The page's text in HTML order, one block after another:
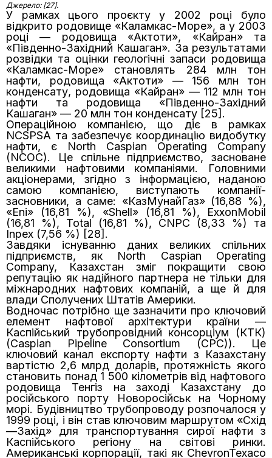
Джерело: [27].
У рамках цього проєкту у 2002 році було
відкрито родовище «Каламкас-Море», а у 2003
році — родовища «Актоти», «Кайран» та
«Південно-Західний Кашаган». За результатами
розвідки та оцінки геологічні запаси родовища
«Каламкас-Море» становлять 284 млн тон
нафти, родовища «Актоти» — 156 млн тон
конденсату, родовища «Кайран» — 112 млн тон
нафти та родовища «Південно-Західний
Кашаган» — 20 млн тон конденсату [25].
Операційною компанією, що діє в рамках
NCSPSA та забезпечує координацію видобутку
нафти, є North Caspian Operating Company
(NCOC). Це спільне підприємство, засноване
великими нафтовими компаніями. Головними
акціонерами, згідно з інформацією, наданою
самою компанією, виступають компанії-
засновники, а саме: «КазМунайГаз» (16,88 %),
«Eni» (16,81 %), «Shell» (16,81 %), ExxonMobil
(16,81 %), Total (16,81 %), CNPC (8,33 %) та
Inpex (7,56 %) [28].
Завдяки існуванню даних великих спільних
підприємств, як North Caspian Operating
Company, Казахстан зміг покращити свою
репутацію як надійного партнера не тільки для
міжнародних нафтових компаній, а ще й для
влади Сполучених Штатів Америки.
Водночас потрібно ще зазначити про ключовий
елемент нафтової архітектури країни —
Каспійський трубопровідний консорціум (КТК)
(Caspian Pipeline Consortium (CPC)). Це
ключовий канал експорту нафти з Казахстану
вартістю 2,6 млрд доларів, протяжність якого
становить понад 1 500 кілометрів від нафтового
родовища Тенгіз на заході Казахстану до
російського порту Новоросійськ на Чорному
морі. Будівництво трубопроводу розпочалося у
1999 році, і він став ключовим маршрутом «Схід
—Захід» для транспортування сирої нафти з
Каспійського регіону на світові ринки.
Американські корпорації, такі як ChevronTexaco